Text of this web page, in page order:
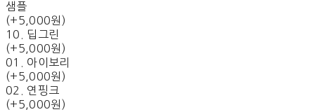
샘플
(+5,000원)
10. 딥그린
(+5,000원)
01. 아이보리
(+5,000원)
02. 연핑크
(+5,000원)